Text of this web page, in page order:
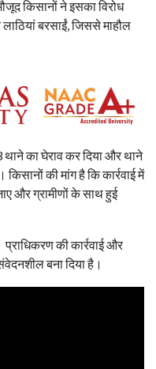
किसानों ने इसका विरोध
बरसाईं, जिससे माहौल
का घेराव कर दिया और थाने
की मांग है कि कार्रवाई में
और ग्रामीणों के साथ हुई
की कार्रवाई और
बना दिया है।